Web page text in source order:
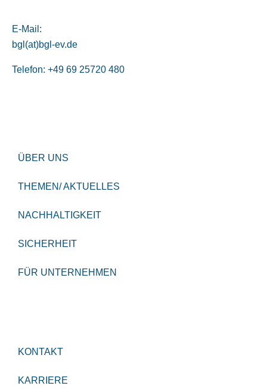
E-Mail:
bgl(at)bgl-ev.de
Telefon: +49 69 25720 480
ÜBER UNS
THEMEN/ AKTUELLES
NACHHALTIGKEIT
SICHERHEIT
FÜR UNTERNEHMEN
KONTAKT
KARRIERE